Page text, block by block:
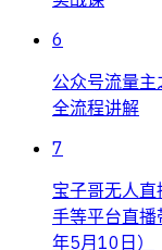
6
公众号流量
全流程讲解
7
宝子哥无人
手等平台直
年5月10日）